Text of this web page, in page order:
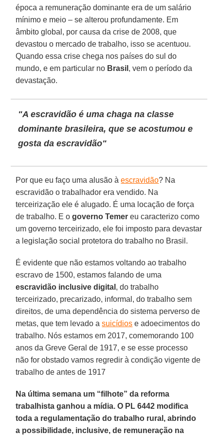
época a remuneração dominante era de um salário
mínimo e meio – se alterou profundamente. Em
âmbito global, por causa da crise de 2008, que
devastou o mercado de trabalho, isso se acentuou.
Quando essa crise chega nos países do sul do
mundo, e em particular no Brasil , vem o período da
devastação.
"A escravidão é uma chaga na classe
dominante brasileira, que se acostumou e
gosta da escravidão"
Por que eu faço uma alusão àescravidão? Na
escravidão o trabalhador era vendido. Na
terceirização ele é alugado. É uma locação de força
de trabalho. E ogoverno Temer eu caracterizo como
um governo terceirizado, ele foi imposto para devastar
a legislação social protetora do trabalho no Brasil.
É evidente que não estamos voltando ao trabalho
escravo de 1500, estamos falando de uma
escravidão inclusive digital , do trabalho
terceirizado, precarizado, informal, do trabalho sem
direitos, de uma dependência do sistema perverso de
metas, que tem levado asuicídios e adoecimentos do
trabalho. Nós estamos em 2017, comemorando 100
anos da Greve Geral de 1917, e se esse processo
não for obstado vamos regredir à condição vigente de
trabalho de antes de 1917
Na última semana um “filhote” da reforma
trabalhista ganhou a mídia. O PL 6442 modifica
toda a regulamentação do trabalho rural, abrindo
a possibilidade, inclusive, de remuneração na